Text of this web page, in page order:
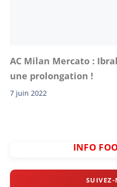
AC Milan Mercato :
une prolongation !
7 juin 2022
INFO